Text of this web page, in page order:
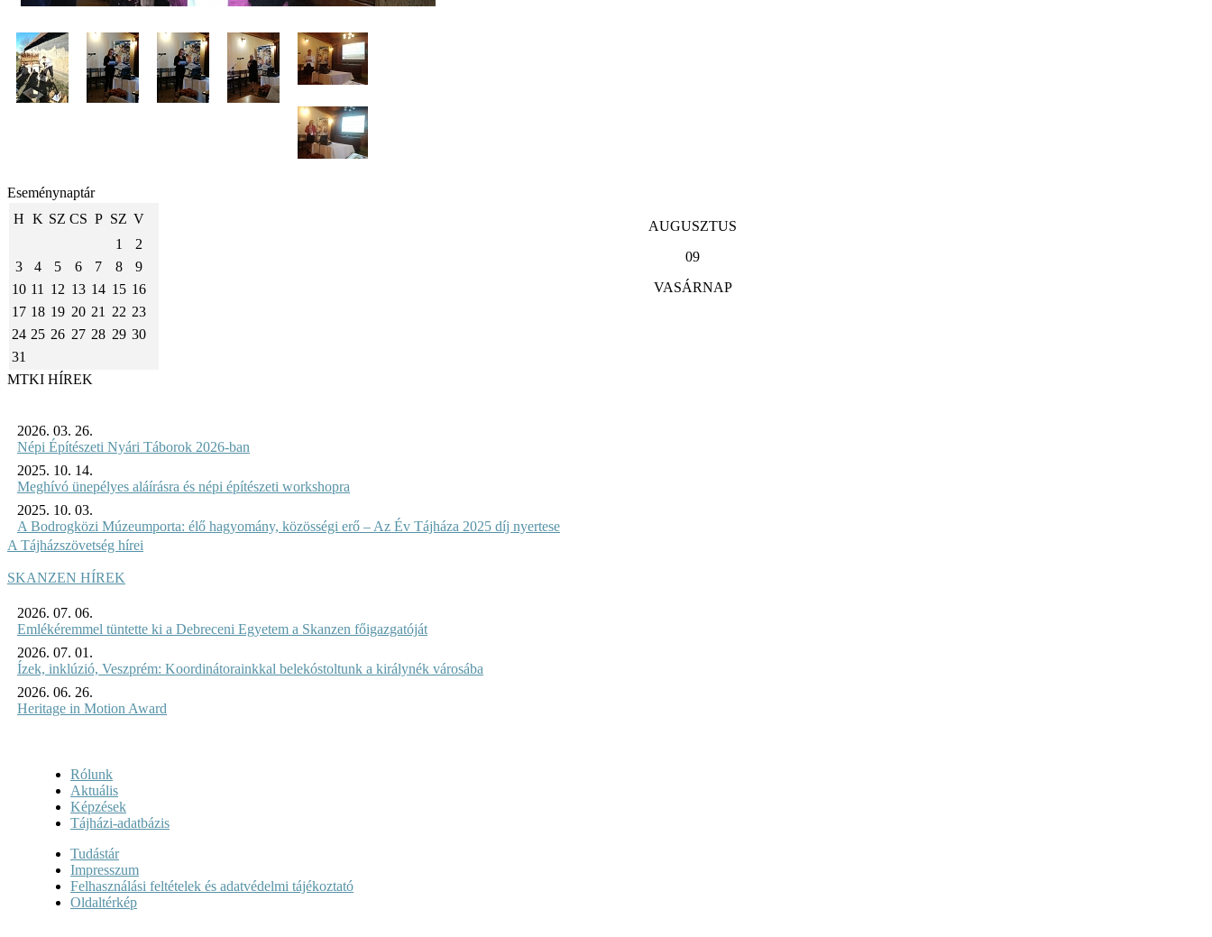
Eseménynaptár
H K SZ CS P SZ V
1
2
3
4 5 6 7 8
9
10 11 12 13 14 15 16
17 18 19 20 21 22 23
24 25 26 27 28 29 30
31
AUGUSZTUS
09
VASÁRNAP
MTKI HÍREK
2026. 03. 26.
Népi Építészeti Nyári Táborok 2026-ban
2025. 10. 14.
Meghívó ünepélyes aláírásra és népi építészeti workshopra
2025. 10. 03.
A Bodrogközi Múzeumporta: élő hagyomány, közösségi erő – Az Év Tájháza 2025 díj nyertese
A Tájházszövetség hírei
SKANZEN HÍREK
2026. 07. 06.
Emlékéremmel tüntette ki a Debreceni Egyetem a Skanzen főigazgatóját
2026. 07. 01.
Ízek, inklúzió, Veszprém: Koordinátorainkkal belekóstoltunk a királynék városába
2026. 06. 26.
Heritage in Motion Award
Rólunk
Aktuális
Képzések
Tájházi-adatbázis
Tudástár
Impresszum
Felhasználási feltételek és adatvédelmi tájékoztató
Oldaltérkép